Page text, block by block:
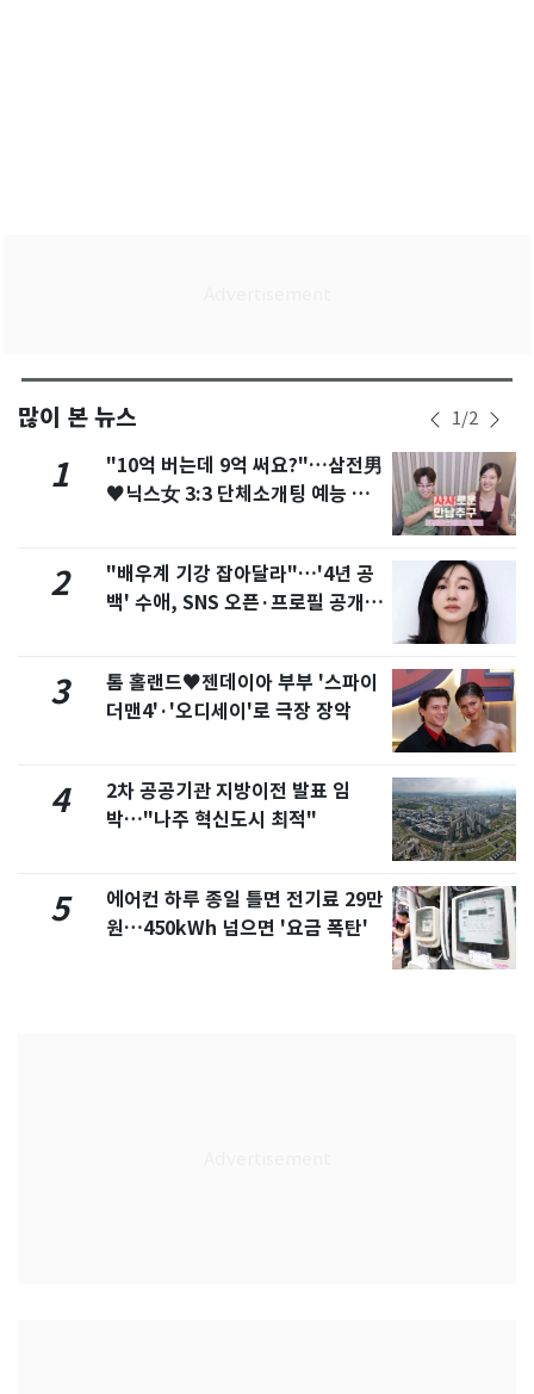
많이 본 뉴스 1/2
1
"10억 버는데 9억 써요?"…삼전男
♥닉스女 3:3 단체소개팅 예능 화
2
"배우계 기강 잡아달라"…'4년 공
백' 수애, SNS 오픈·프로필 공개
3
톰 홀랜드♥젠데이아 부부 '스파이
더맨4'·'오디세이'로 극장 장악
4
2차 공공기관 지방이전 발표 임
박…"나주 혁신도시 최적"
5
에어컨 하루 종일 틀면 전기료 29만
원…450kWh 넘으면 '요금 폭탄'